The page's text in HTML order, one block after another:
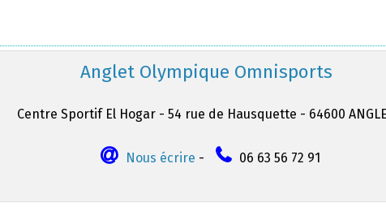
Anglet Olympique Omnisports
Centre Sportif El Hogar - 54 rue de Hausquette - 64600
Nous écrire - 06 63 56 72 91